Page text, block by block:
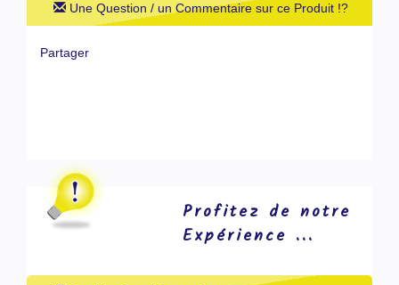
Une Question / un Commentaire sur ce Produit !?
Partager
Profitez de notre
Expérience ...